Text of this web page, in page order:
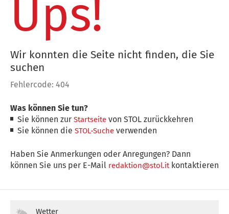
Ups!
Wir konnten die Seite nicht finden, die Sie
suchen
Fehlercode: 404
Was können Sie tun?
Sie können zurStartseite von STOL zurückkehren
Sie können dieSTOL-Suche verwenden
Haben Sie Anmerkungen oder Anregungen? Dann
können Sie uns per E-Mail redaktion@stol.itkontaktieren
Wetter